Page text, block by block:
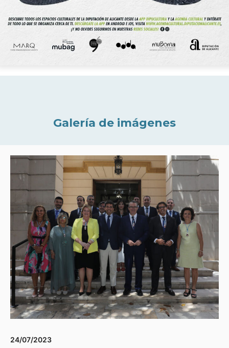
Galería de imágenes
24/07/2023